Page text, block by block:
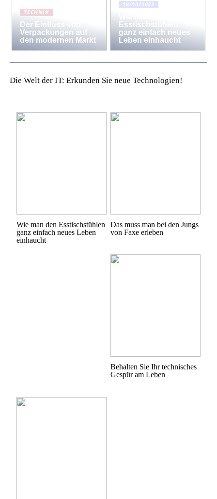
TECHNIK
Der Einfluss von
Verpackungen auf
den modernen Markt
18/10/2022
Esstischstühlen
ganz einfach neues
Leben einhaucht
Die Welt der IT: Erkunden Sie neue Technologien!
Wie man den Esstischstühlen
ganz einfach neues Leben
einhaucht
Das muss man bei den Jungs
von Faxe erleben
Behalten Sie Ihr technisches
Gespür am Leben